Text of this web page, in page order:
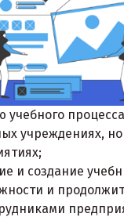
учебного
учреждениях,
и создание
и